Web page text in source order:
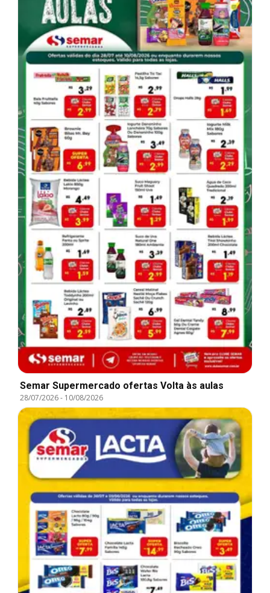
Semar Supermercado ofertas Volta às aulas
28/07/2026- 10/08/2026